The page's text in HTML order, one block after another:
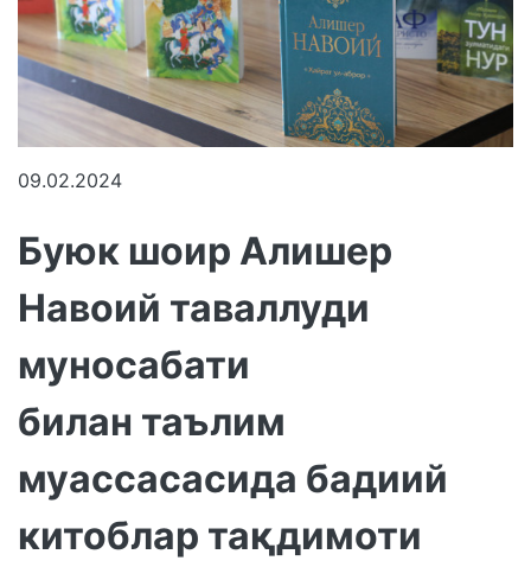
09.02.2024
Буюк шоир Алишер
Навоий таваллуди
муносабати
билан таълим
муассасасида бадиий
китоблар тақдимоти